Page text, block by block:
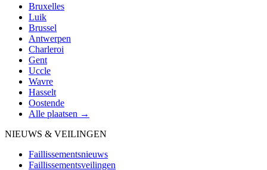
Bruxelles
Luik
Brussel
Antwerpen
Charleroi
Gent
Uccle
Wavre
Hasselt
Oostende
Alle plaatsen →
NIEUWS & VEILINGEN
Faillissementsnieuws
Faillissementsveilingen